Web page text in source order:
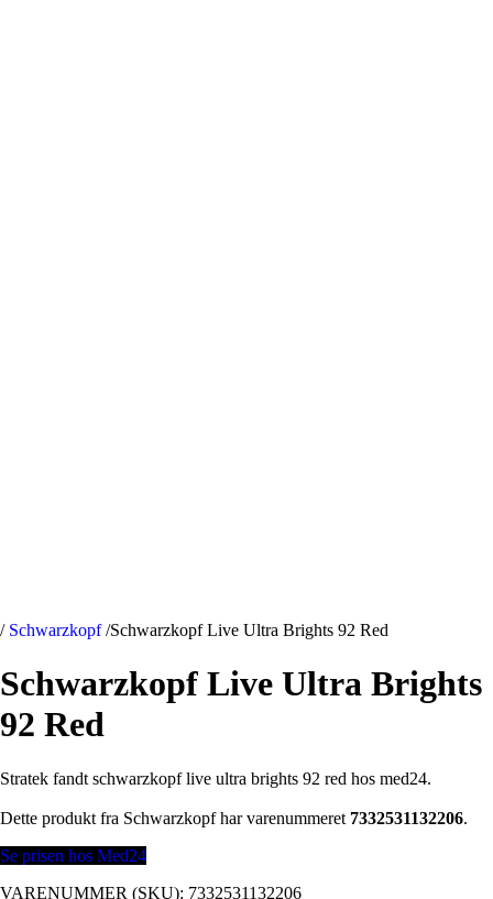
/ Schwarzkopf /Schwarzkopf Live Ultra Brights 92 Red
Schwarzkopf Live Ultra Brights
92 Red
Stratek fandt schwarzkopf live ultra brights 92 red hos med24.
Dette produkt fra Schwarzkopf har varenummeret 7332531132206.
Se prisen hos Med24
VARENUMMER (SKU): 7332531132206